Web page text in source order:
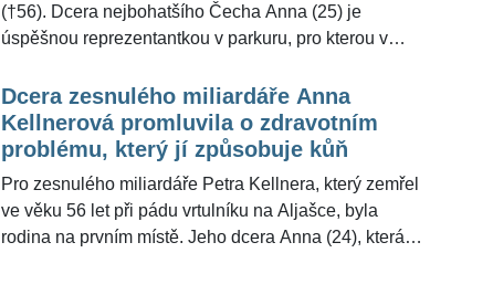
(†56). Dcera nejbohatšího Čecha Anna (25) je
úspěšnou reprezentantkou v parkuru, pro kterou v
can« za 250 milionů korun. Pro ŽivotvČesku.cz
promluvil o kobyle za astronomickou sumu legendární
jezdec Josef Váňa (69), který zhodnotil, zda
Dcera zesnulého miliardáře Anna
Kellnerová promluvila o zdravotním
problému, který jí způsobuje kůň
Pro zesnulého miliardáře Petra Kellnera, který zemřel
ve věku 56 let při pádu vrtulníku na Aljašce, byla
rodina na prvním místě. Jeho dcera Anna (24), která je